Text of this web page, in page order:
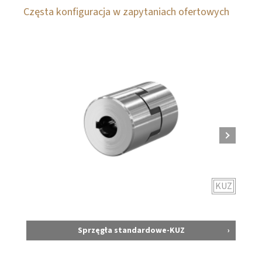
Częsta konfiguracja w zapytaniach ofertowych
KUZ
Sprzęgła standardowe-KUZ